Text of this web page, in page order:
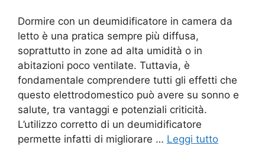
Dormire con un deumidificatore in camera da
letto è una pratica sempre più diffusa,
soprattutto in zone ad alta umidità o in
abitazioni poco ventilate. Tuttavia, è
fondamentale comprendere tutti gli effetti che
questo elettrodomestico può avere su sonno e
salute, tra vantaggi e potenziali criticità.
L’utilizzo corretto di un deumidificatore
permette infatti di migliorare … Leggi tutto